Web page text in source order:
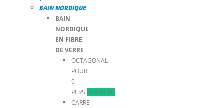
BAIN NORDIQUE
BAIN
NORDIQUE
EN FIBRE
DE VERRE
OCTAGONAL
POUR
9
PERS.NOUVEAU
CARRÉ